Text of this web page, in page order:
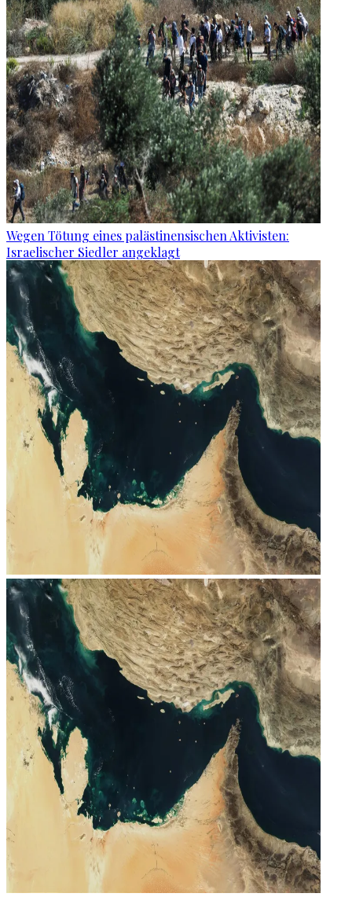
Wegen Tötung eines palästinensischen Aktivisten:
Israelischer Siedler angeklagt